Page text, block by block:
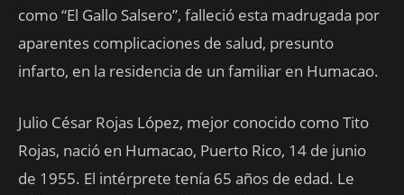
como “El Gallo Salsero”, falleció esta madrugada por
aparentes complicaciones de salud, presunto
infarto, en la residencia de un familiar en Humacao.
Julio César Rojas López, mejor conocido como Tito
Rojas, nació en Humacao, Puerto Rico, 14 de junio
de 1955. El intérprete tenía 65 años de edad. Le